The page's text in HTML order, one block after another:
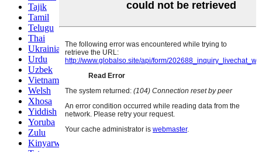
Tajik
Tamil
Telugu
Thai
Ukrainian
Urdu
Uzbek
Vietnamese
Welsh
Xhosa
Yiddish
Yoruba
Zulu
Kinyarwanda